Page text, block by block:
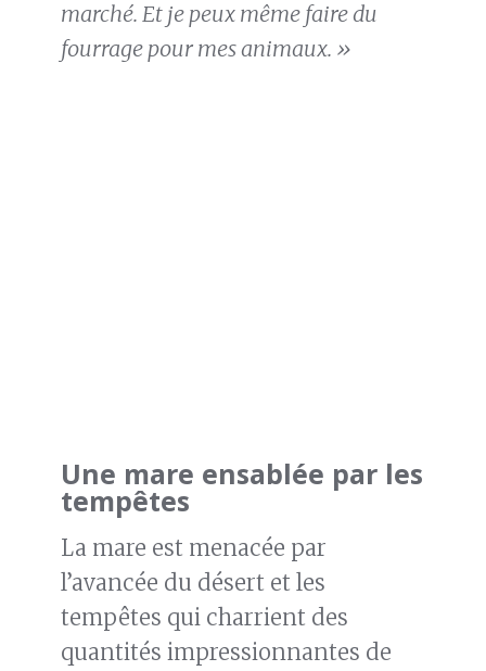
marché. Et je peux même faire du
fourrage pour mes animaux. »
Une mare ensablée par les
tempêtes
La mare est menacée par
l’avancée du désert et les
tempêtes qui charrient des
quantités impressionnantes de